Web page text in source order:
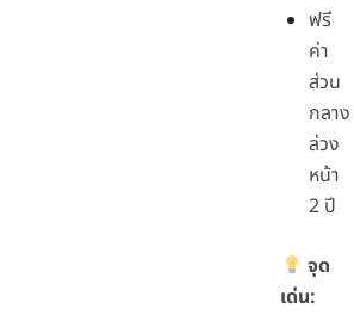
ฟรี
ค่า
ส่วน
กลาง
ล่วง
หน้า
2 ปี
จุด
เด่น: